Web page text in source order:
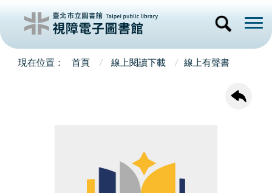
首頁 線上閱讀下載 線上有聲書